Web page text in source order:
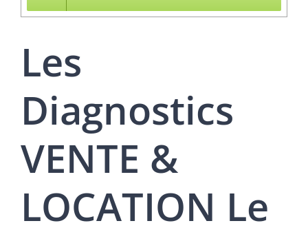
Les
Diagnostics
VENTE &
LOCATION Le